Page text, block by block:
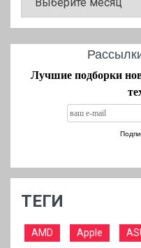
Лучшие подборки
ТЕГИ
AMD Apple